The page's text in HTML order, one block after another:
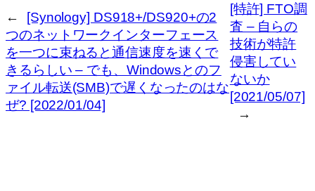
←
[Synology] DS918+/DS920+の2
つのネットワークインターフェース
を一つに束ねると通信速度を速くで
きるらしい – でも、Windowsとのフ
ァイル転送(SMB)で遅くなったのはな
ぜ? [2022/01/04]
[特許] FTO調
査 – 自らの
技術が特許
侵害してい
ないか
[2021/05/07]
→